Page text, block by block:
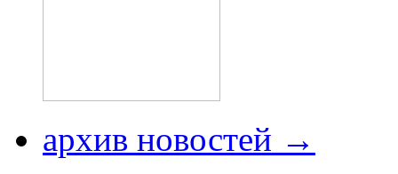
архив новостей →